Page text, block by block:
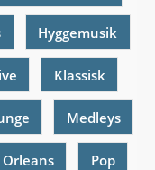
Hyggemusik
Klassisk
Medleys
Pop